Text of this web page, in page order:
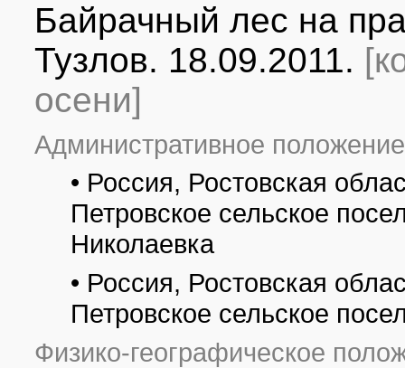
Байрачный лес на
Тузлов. 18.09.2011.
осени]
Административное
• Россия, Ростовская
Петровское сельское
Николаевка
• Россия, Ростовская
Петровское сельское
Физико-географическое